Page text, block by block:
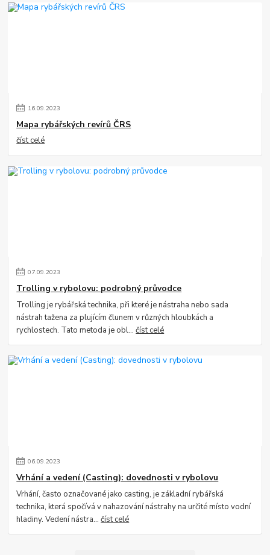
16.09.2023
Mapa rybářských revírů ČRS
číst celé
07.09.2023
Trolling v rybolovu: podrobný průvodce
Trolling je rybářská technika, při které je nástraha nebo sada
nástrah tažena za plujícím člunem v různých hloubkách a
rychlostech. Tato metoda je obl...číst celé
06.09.2023
Vrhání a vedení (Casting): dovednosti v rybolovu
Vrhání, často označované jako casting, je základní rybářská
technika, která spočívá v nahazování nástrahy na určité místo vodní
hladiny. Vedení nástra...číst celé